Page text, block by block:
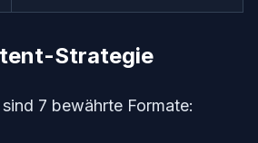
Strategie
7 bewährte Formate: